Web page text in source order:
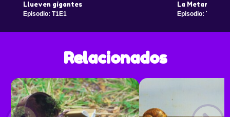
Llueven gigantes
Episodio: T1E1
La
Episodio: T1E2
Relacionados